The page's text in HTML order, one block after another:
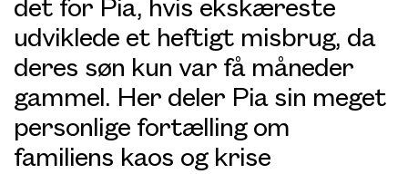
udviklede et heftigt misbrug, da
deres søn kun var få måneder
gammel. Her deler Pia sin meget
personlige fortælling om
familiens kaos og krise